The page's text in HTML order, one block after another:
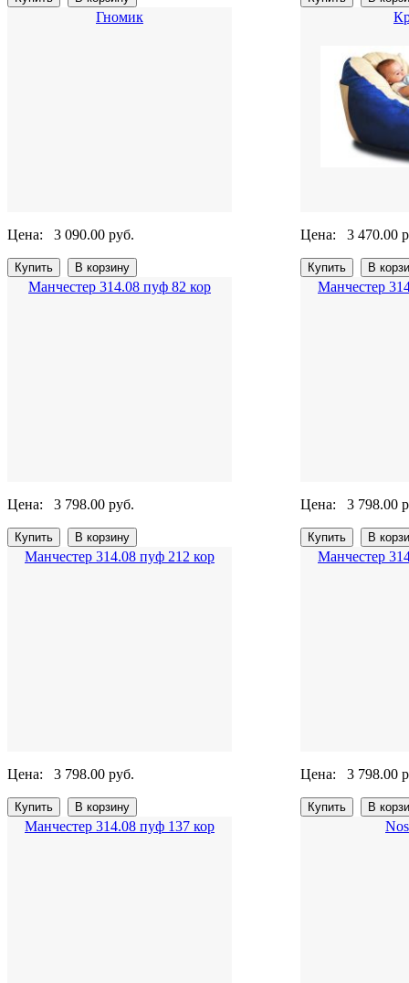
Гномик
Цена: 3 090.00 руб. Цена: 3 470.00
Манчестер 314.08 пуф 82 кор
Цена: 3 798.00 руб.
Манчестер
Цена: 3 798.00
Манчестер 314.08 пуф 212 кор
Цена: 3 798.00 руб.
Манчестер
Цена: 3 798.00
Манчестер 314.08 пуф 137 кор